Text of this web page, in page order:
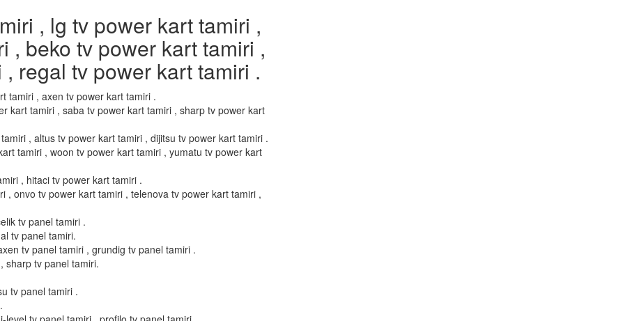
, lg tv power kart tamiri ,
, beko tv power kart tamiri ,
regal tv power kart tamiri .
tamiri , axen tv power kart tamiri .
kart tamiri , saba tv power kart tamiri , sharp tv power kart
, altus tv power kart tamiri , dijitsu tv power kart tamiri .
tamiri , woon tv power kart tamiri , yumatu tv power kart
, hitaci tv power kart tamiri .
, onvo tv power kart tamiri , telenova tv power kart tamiri ,
tv panel tamiri .
tv panel tamiri.
tv panel tamiri , grundig tv panel tamiri .
sharp tv panel tamiri.
tv panel tamiri .